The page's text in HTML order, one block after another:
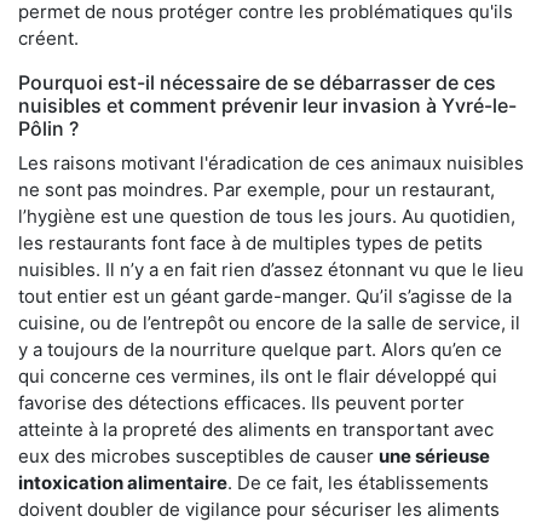
permet de nous protéger contre les problématiques qu'ils
créent.
Pourquoi est-il nécessaire de se débarrasser de ces
nuisibles et comment prévenir leur invasion à Yvré-le-
Pôlin ?
Les raisons motivant l'éradication de ces animaux nuisibles
ne sont pas moindres. Par exemple, pour un restaurant,
l’hygiène est une question de tous les jours. Au quotidien,
les restaurants font face à de multiples types de petits
nuisibles. Il n’y a en fait rien d’assez étonnant vu que le lieu
tout entier est un géant garde-manger. Qu’il s’agisse de la
cuisine, ou de l’entrepôt ou encore de la salle de service, il
y a toujours de la nourriture quelque part. Alors qu’en ce
qui concerne ces vermines, ils ont le flair développé qui
favorise des détections efficaces. Ils peuvent porter
atteinte à la propreté des aliments en transportant avec
eux des microbes susceptibles de causer une sérieuse
intoxication alimentaire. De ce fait, les établissements
doivent doubler de vigilance pour sécuriser les aliments